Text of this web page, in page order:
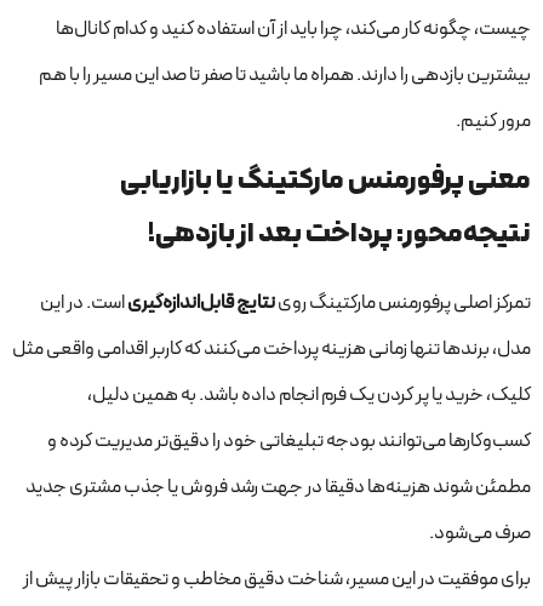
چیست، چگونه کار می‌کند، چرا باید از آن استفاده کنید و کدام کانال‌ها
بیشترین بازدهی را دارند. همراه ما باشید تا صفر تا صد این مسیر را با هم
مرور کنیم.
معنی پرفورمنس مارکتینگ یا بازاریابی
نتیجه‌محور: پرداخت بعد از بازدهی!
تمرکز اصلی پرفورمنس مارکتینگ روینتایج قابل‌اندازه‌گیریاست. در این
مدل، برندها تنها زمانی هزینه پرداخت می‌کنند که کاربر اقدامی واقعی مثل
کلیک، خرید یا پر کردن یک فرم انجام داده باشد. به همین دلیل،
کسب‌وکارها می‌توانند بودجه تبلیغاتی خود را دقیق‌تر مدیریت کرده و
مطمئن شوند هزینه‌ها دقیقا در جهت رشد فروش یا جذب مشتری جدید
صرف می‌شود.
برای موفقیت در این مسیر، شناخت دقیق مخاطب و تحقیقات بازار پیش از